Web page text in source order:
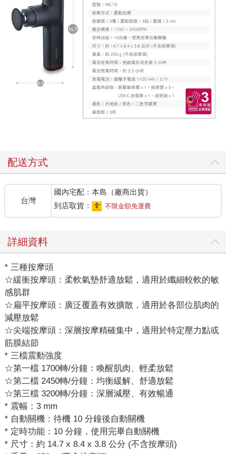
配送方式
台灣
國內宅配：本島（廠商出貨）
到店取貨：
不限金額免運費
詳細資料
* 三種按摩頭
☆緩衝按摩頭：柔軟氣墊舒適放鬆，適用於纖細較軟的敏
感肌群
☆扁平按摩頭：廣泛覆蓋有效擴散，適用於各部位肌肉的
減壓放鬆
☆尖端按摩頭：深層按摩精確集中，適用於特定壓力點或
筋膜結節
* 三檔震動強度
☆第一檔 1700轉/分鐘：喚醒肌肉、輕柔放鬆
☆第二檔 2450轉/分鐘：均衡緩解、舒適放鬆
☆第三檔 3200轉/分鐘：深層減壓、有效暢通
* 震幅：3 mm
* 自動關機：待機 10 分鐘後自動關機
* 定時功能：10 分鐘，使用完畢自動關機
* 尺寸：約 14.7 x 8.4 x 3.8 公分 (不含按摩頭)